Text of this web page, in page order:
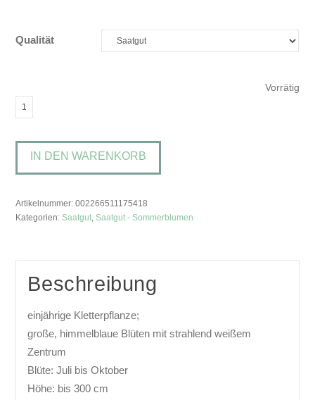
Qualität
Vorrätig
Ipomoea
Blue'Trichterwinde
MengeIN DEN WARENKORB
Artikelnummer:002266511175418
Kategorien: Saatgut Saatgut - Sommerblumen
Beschreibung
einjährige Kletterpflanze;
große, himmelblaue Blüten mit strahlend weißem
Zentrum
Blüte: Juli bis Oktober
Höhe: bis 300 cm